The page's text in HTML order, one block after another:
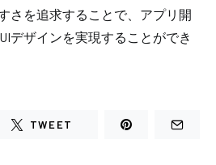
さを追求することで、アプリ開
デザインを実現することができ
TWEET